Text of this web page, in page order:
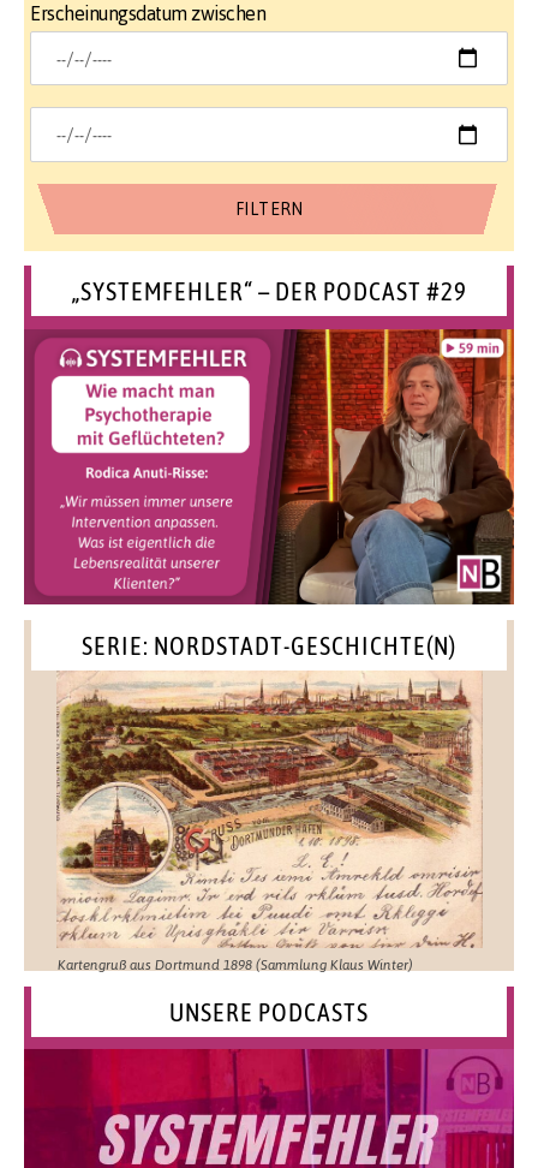
Erscheinungsdatum zwischen
„SYSTEMFEHLER“ – DER PODCAST #29
SERIE: NORDSTADT-GESCHICHTE(N)
Kartengruß aus Dortmund 1898 (Sammlung Klaus Winter)
UNSERE PODCASTS